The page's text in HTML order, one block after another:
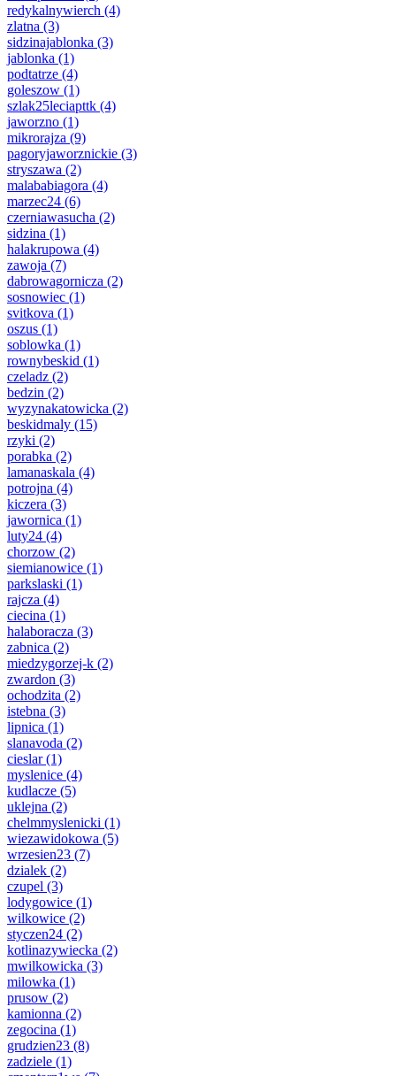
redykalnywierch (4)
zlatna (3)
sidzinajablonka (3)
jablonka (1)
podtatrze (4)
goleszow (1)
szlak25leciapttk (4)
jaworzno (1)
mikrorajza (9)
pagoryjaworznickie (3)
stryszawa (2)
malababiagora (4)
marzec24 (6)
czerniawasucha (2)
sidzina (1)
halakrupowa (4)
zawoja (7)
dabrowagornicza (2)
sosnowiec (1)
svitkova (1)
oszus (1)
soblowka (1)
rownybeskid (1)
czeladz (2)
bedzin (2)
wyzynakatowicka (2)
beskidmaly (15)
rzyki (2)
porabka (2)
lamanaskala (4)
potrojna (4)
kiczera (3)
jawornica (1)
luty24 (4)
chorzow (2)
siemianowice (1)
parkslaski (1)
rajcza (4)
ciecina (1)
halaboracza (3)
zabnica (2)
miedzygorzej-k (2)
zwardon (3)
ochodzita (2)
istebna (3)
lipnica (1)
slanavoda (2)
cieslar(1)
myslenice (4)
kudlacze (5)
uklejna (2)
chelmmyslenicki (1)
wiezawidokowa (5)
wrzesien23 (7)
dzialek (2)
czupel (3)
lodygowice (1)
wilkowice (2)
styczen24 (2)
kotlinazywiecka (2)
mwilkowicka (3)
milowka (1)
prusow (2)
kamionna (2)
zegocina (1)
grudzien23 (8)
zadziele (1)